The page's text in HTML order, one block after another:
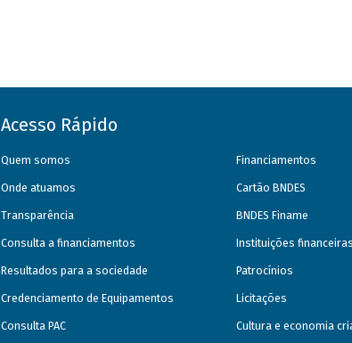
Acesso Rápido
Quem somos
Onde atuamos
Transparência
Consulta a financiamentos
Resultados para a sociedade
Credenciamento de Equipamentos
Consulta PAC
Financiamentos
Cartão BNDES
BNDES Finame
Instituições
Patrocínios
Licitações
Cultura e economia